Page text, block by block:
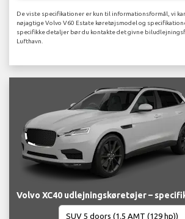
De viste specifikationer er kun til informationsformål, vi
nøjagtige Volvo V60 Estate køretøjsmodel og
specifikke detaljer bør du kontakte det givne
Lufthavn.
Volvo XC40 udlejningskøretøjer –